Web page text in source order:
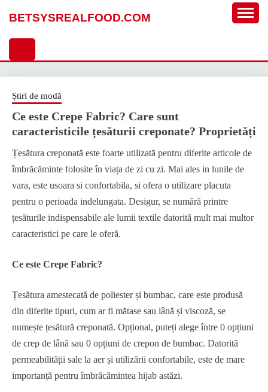
BETSYSREALFOOD.COM
Știri de modă
Ce este Crepe Fabric? Care sunt
caracteristicile țesăturii creponate? Proprietăți
Țesătura creponată este foarte utilizată pentru diferite articole de
îmbrăcăminte folosite în viața de zi cu zi. Mai ales in lunile de
vara, este usoara si confortabila, si ofera o utilizare placuta
pentru o perioada indelungata. Desigur, se numără printre
țesăturile indispensabile ale lumii textile datorită mult mai multor
caracteristici pe care le oferă.
Ce este Crepe Fabric?
Țesătura amestecată de poliester și bumbac, care este produsă
din diferite tipuri, cum ar fi mătase sau lână și viscoză, se
numește țesătură creponată. Opțional, puteți alege între 0 opțiuni
de crep de lână sau 0 opțiuni de crepon de bumbac. Datorită
permeabilității sale la aer și utilizării confortabile, este de mare
importanță pentru îmbrăcămintea hijab astăzi.